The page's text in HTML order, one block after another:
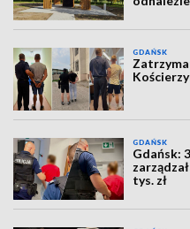
GDAŃSK
GDAŃSK
Gdańsk:
tys. zł